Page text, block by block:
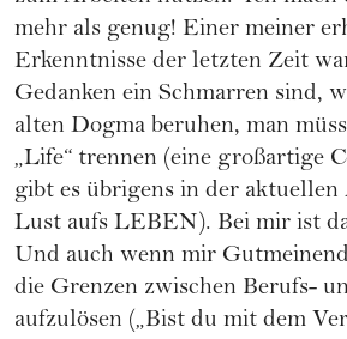
mehr als genug! Einer meiner
Erkenntnisse der letzten Zeit
Gedanken ein Schmarren sind,
alten Dogma beruhen, man
„Life“ trennen (eine großartige
gibt es übrigens in der aktuellen
Lust aufs LEBEN). Bei mir ist
Und auch wenn mir
die Grenzen zwischen Berufs-
aufzulösen („Bist du mit dem